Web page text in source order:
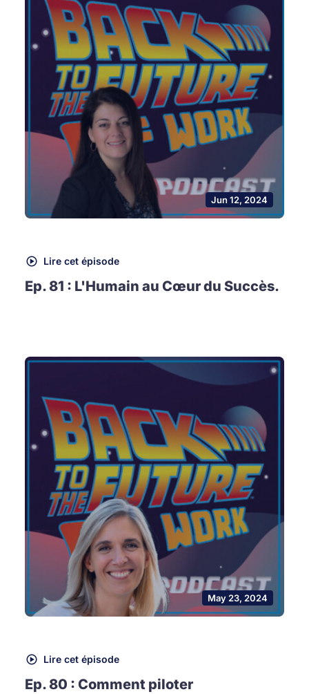
Jun 12, 2024
Lire cet épisode
Ep. 81 : L'Humain au Cœur du Succès.
May 23, 2024
Lire cet épisode
Ep. 80 : Comment piloter